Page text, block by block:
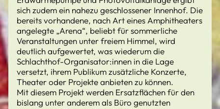
sich zudem ein nahezu geschlossener Innenhof. Die
bereits vorhandene, nach Art eines Amphitheaters
angelegte „Arena“, beliebt für sommerliche
Veranstaltungen unter freiem Himmel, wird
deutlich aufgewertet, was wiederum die
Schlachthof-Organisator:innen in die Lage
versetzt, ihrem Publikum zusätzliche Konzerte,
Theater oder Projekte anbieten zu können.
Mit diesem Projekt werden Ersatzflächen für den
bislang unter anderem als Büro genutzten